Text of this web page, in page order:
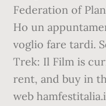
Federation of
Ho un
voglio fare tardi.
Trek: Il Film is
rent, and buy in
web